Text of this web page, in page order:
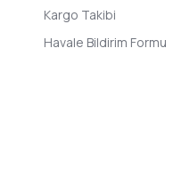
Kargo Takibi
Havale Bildirim Formu